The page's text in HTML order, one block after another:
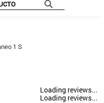
1 S
Loading reviews...
Loading reviews...